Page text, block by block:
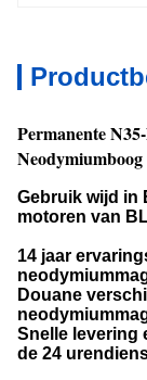
Permanente
Gebruik wijd in
motoren van
14 jaar
Douane
Snelle levering
de 24